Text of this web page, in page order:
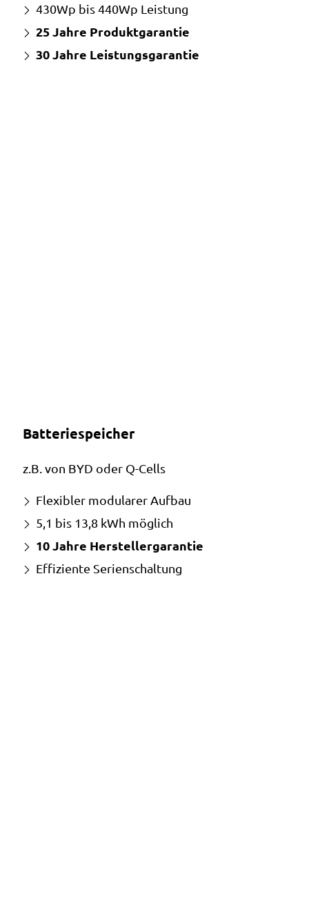
430Wp bis 440Wp Leistung
25 Jahre Produktgarantie
30 Jahre Leistungsgarantie
Batteriespeicher
z.B. von BYD oder Q-Cells
Flexibler modularer Aufbau
5,1 bis 13,8 kWh möglich
10 Jahre Herstellergarantie
Effiziente Serienschaltung